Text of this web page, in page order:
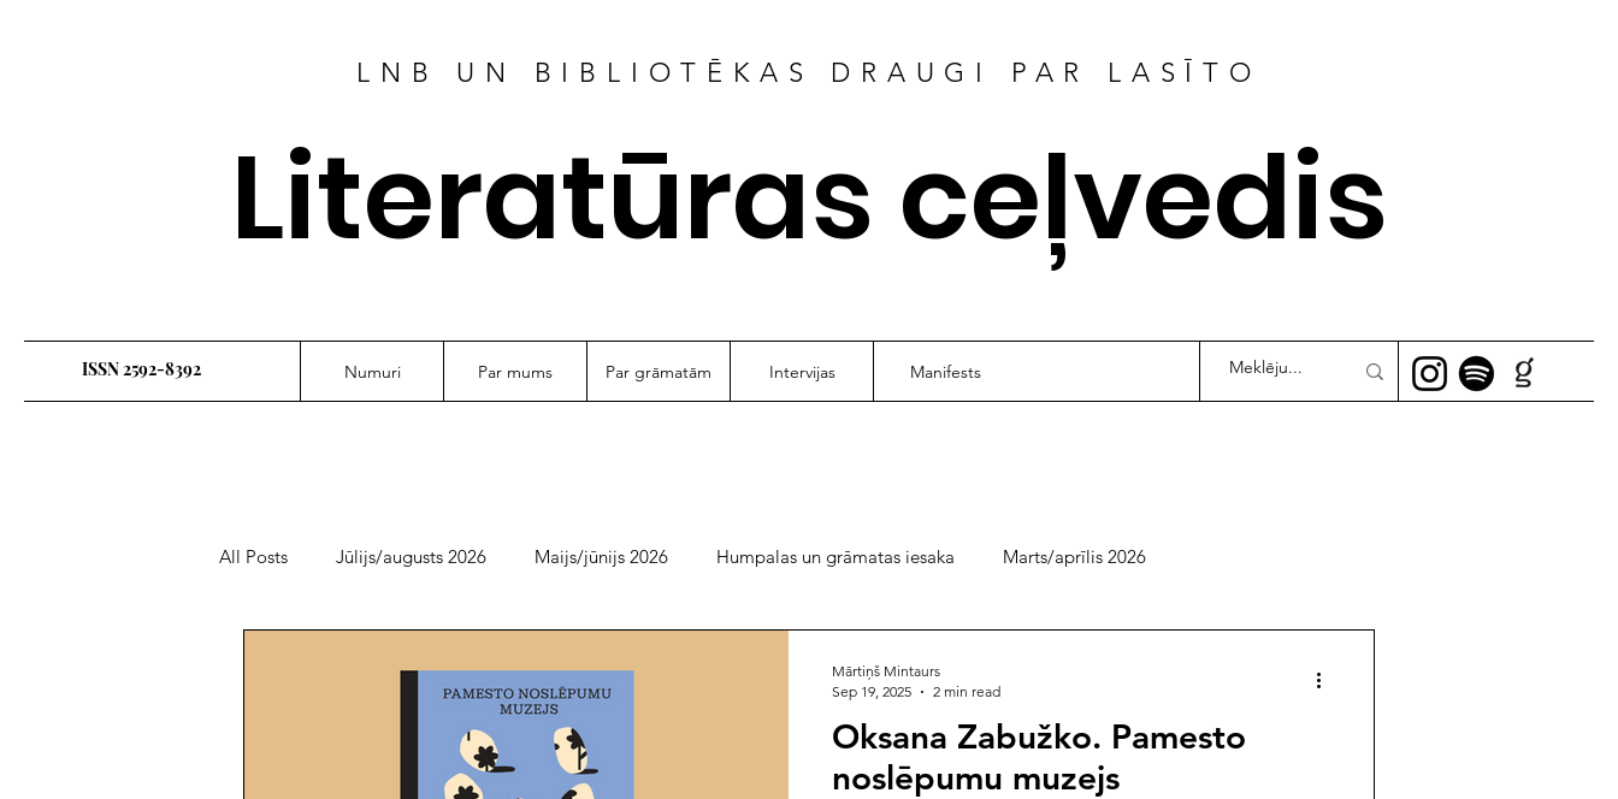
LNB UN BIBLIOTĒKAS DRAUGI PAR LASĪTO
Literatūras ceļvedis
ISSN 2592-8392 Numuri Par mums Par grāmatām Intervijas Manifests
All Posts Jūlijs/augusts 2026 Maijs/jūnijs 2026 Humpalas un grāmatas iesaka Marts/aprīlis 2026
oktobris/novembris 2025 medijpratība 2025 septembris 2025 augusts 2025 jūlijs 2025
Oksana Zabužko. Pamesto
noslēpumu muzejs
Mārtiņš Mintaurs
Sep 19, 2025
2 min read